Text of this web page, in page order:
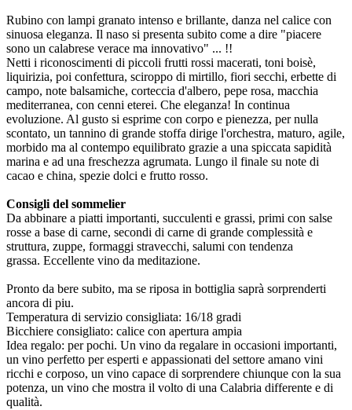
Rubino con lampi granato intenso e brillante, danza nel calice con
sinuosa eleganza. Il naso si presenta subito come a dire "piacere
sono un calabrese verace ma innovativo" ... !!
Netti i riconoscimenti di piccoli frutti rossi macerati, toni boisè,
liquirizia, poi confettura, sciroppo di mirtillo, fiori secchi, erbette di
campo, note balsamiche, corteccia d'albero, pepe rosa, macchia
mediterranea, con cenni eterei. Che eleganza! In continua
evoluzione. Al gusto si esprime con corpo e pienezza, per nulla
scontato, un tannino di grande stoffa dirige l'orchestra, maturo, agile,
morbido ma al contempo equilibrato grazie a una spiccata sapidità
marina e ad una freschezza agrumata. Lungo il finale su note di
cacao e china, spezie dolci e frutto rosso.
Consigli del sommelier
Da abbinare a piatti importanti, succulenti e grassi, primi con salse
rosse a base di carne, secondi di carne di grande complessità e
struttura, zuppe, formaggi stravecchi, salumi con tendenza
grassa. Eccellente vino da meditazione.
Pronto da bere subito, ma se riposa in bottiglia saprà sorprenderti
ancora di piu.
Temperatura di servizio consigliata: 16/18 gradi
Bicchiere consigliato: calice con apertura ampia
Idea regalo: per pochi. Un vino da regalare in occasioni importanti,
un vino perfetto per esperti e appassionati del settore amano vini
ricchi e corposo, un vino capace di sorprendere chiunque con la sua
potenza, un vino che mostra il volto di una Calabria differente e di
qualità.